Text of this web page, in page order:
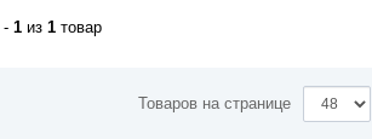
- 1 из 1 товар
Товаров на странице